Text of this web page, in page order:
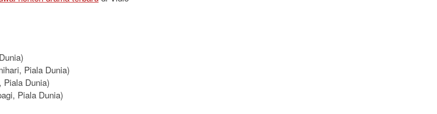
Piala Dunia)
Dunia)
Piala Dunia)